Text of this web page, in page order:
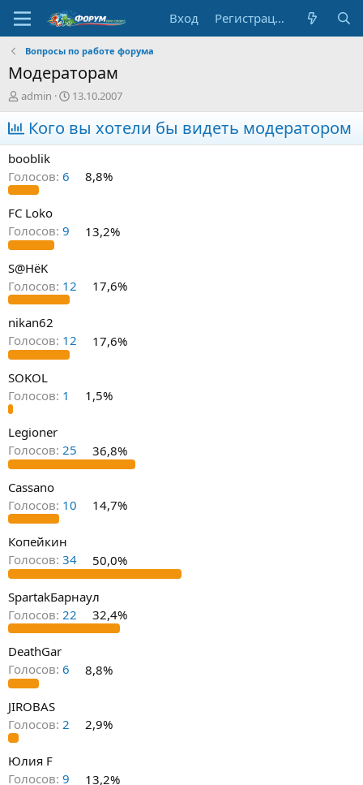
Вход Регистрация
Вопросы по работе форума
Модераторам
А
в
т
о
р
т
е
м
ы
admin
Д
а
т
а
13.10.2007
Кого вы хотели бы видеть модератором
booblik
Голосов: 6 8,8%
FC Loko
Голосов: 9 13,2%
S@HёK
Голосов: 12 17,6%
nikan62
Голосов: 12 17,6%
SOKOL
Голосов: 1 1,5%
Legioner
Голосов: 25 36,8%
Cassano
Голосов: 10 14,7%
Копейкин
Голосов: 34 50,0%
SpartakБарнаул
Голосов: 22 32,4%
DeathGar
Голосов: 6 8,8%
JIROBAS
Голосов: 2 2,9%
Юлия F
Голосов: 9 13,2%